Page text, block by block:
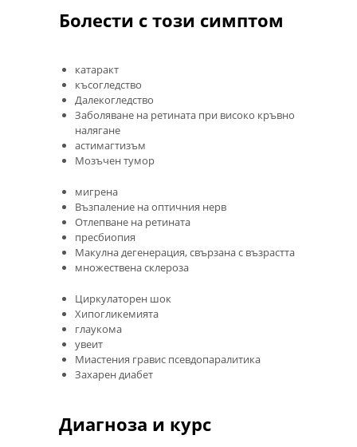
Болести с този симптом
катаракт
късогледство
Далекогледство
Заболяване на ретината при високо кръвно
налягане
астимагтизъм
Мозъчен тумор
мигрена
Възпаление на оптичния нерв
Отлепване на ретината
пресбиопия
Макулна дегенерация, свързана с възрастта
множествена склероза
Циркулаторен шок
Хипогликемията
глаукома
увеит
Миастения гравис псевдопаралитика
Захарен диабет
Диагноза и курс